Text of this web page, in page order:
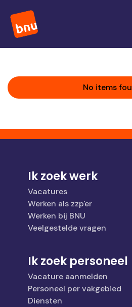
Andere
No items
Ik zoek werk
Vacatures
Werken als zzp'er
Werken bij BNU
Veelgestelde vragen
Ik zoek personeel
Vacature aanmelden
Personeel per vakgebied
Diensten